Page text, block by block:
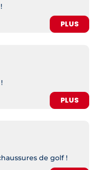
PLUS
PLUS
de golf !